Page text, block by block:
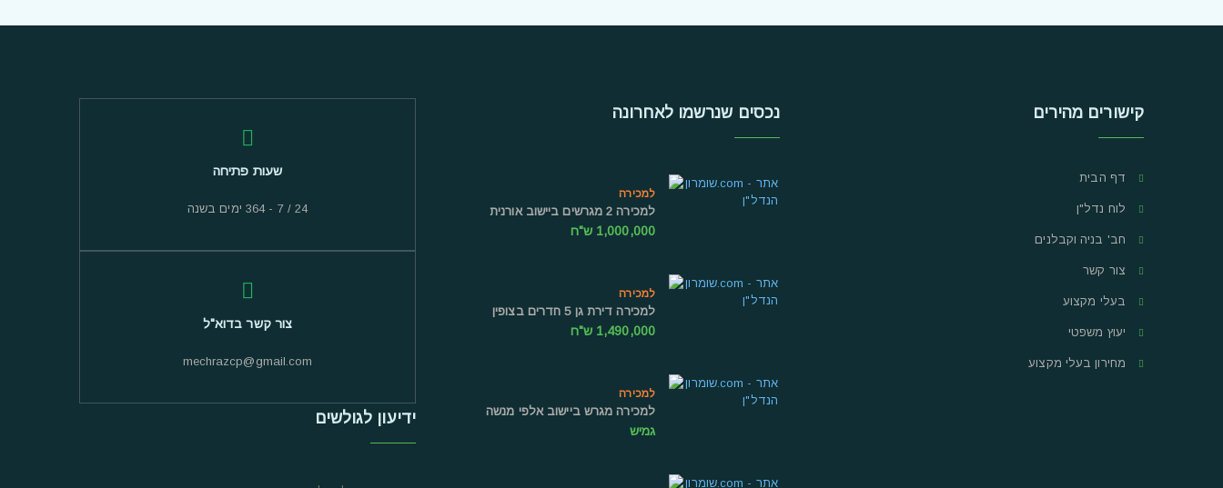
קישורים מהירים
דף הבית
לוח נדל"ן
חב' בניה וקבלנים
צור קשר
בעלי מקצוע
יעוץ משפטי
מחירון בעלי מקצוע
נכסים שנרשמו לאחרונה
למכירה
למכירה 2 מגרשים ביישוב אורנית
1,000,000 ש"ח
למכירה
למכירה דירת גן 5 חדרים בצופין
1,490,000 ש"ח
למכירה
למכירה מגרש ביישוב אלפי מנשה
גמיש
שעות פתיחה
24 / 7 - 364 ימים בשנה
צור קשר בדוא"ל
mechrazcp@gmail.com
ידיעון לגולשים